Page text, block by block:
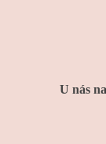
U nás